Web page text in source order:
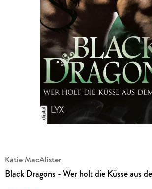
Katie MacAlister
Black Dragons - Wer holt die Küsse aus